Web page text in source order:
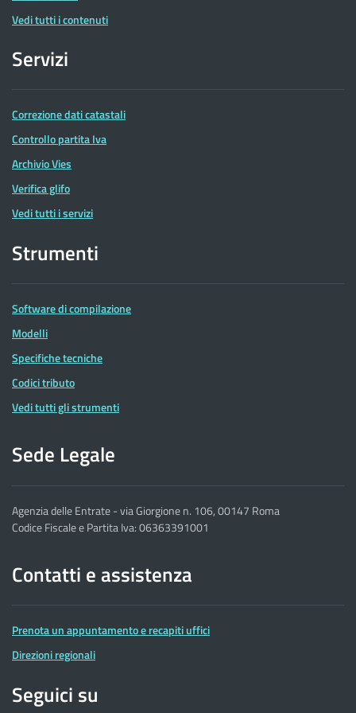
Vedi tutti i contenuti
Servizi
Correzione dati catastali
Controllo partita Iva
Archivio Vies
Verifica glifo
Vedi tutti i servizi
Strumenti
Software di compilazione
Modelli
Specifiche tecniche
Codici tributo
Vedi tutti gli strumenti
Sede Legale
Agenzia delle Entrate - via Giorgione n. 106, 00147 Roma
Codice Fiscale e Partita Iva: 06363391001
Contatti e assistenza
Prenota un appuntamento e recapiti uffici
Direzioni regionali
Seguici su